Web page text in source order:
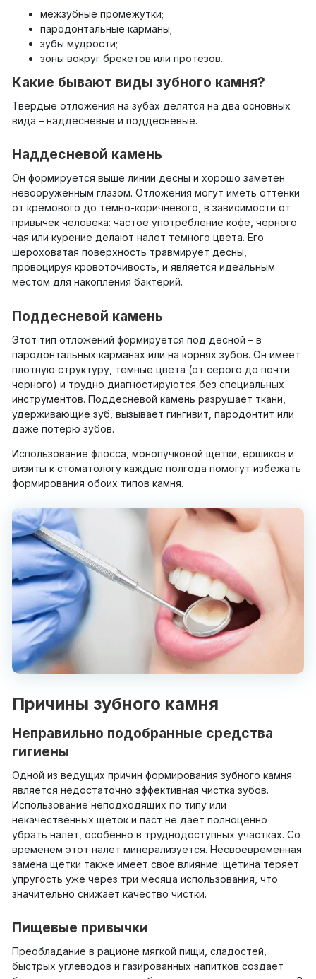
межзубные промежутки;
пародонтальные карманы;
зубы мудрости;
зоны вокруг брекетов или протезов.
Какие бывают виды зубного камня?
Твердые отложения на зубах делятся на два основных
вида – наддесневые и поддесневые.
Наддесневой камень
Он формируется выше линии десны и хорошо заметен
невооруженным глазом. Отложения могут иметь оттенки
от кремового до темно-коричневого, в зависимости от
привычек человека: частое употребление кофе, черного
чая или курение делают налет темного цвета. Его
шероховатая поверхность травмирует десны,
провоцируя кровоточивость, и является идеальным
местом для накопления бактерий.
Поддесневой камень
Этот тип отложений формируется под десной – в
пародонтальных карманах или на корнях зубов. Он имеет
плотную структуру, темные цвета (от серого до почти
черного) и трудно диагностируются без специальных
инструментов. Поддесневой камень разрушает ткани,
удерживающие зуб, вызывает гингивит, пародонтит или
даже потерю зубов.
Использование флосса, монопучковой щетки, ершиков и
визиты к стоматологу каждые полгода помогут избежать
формирования обоих типов камня.
Причины зубного камня
Неправильно подобранные средства
гигиены
Одной из ведущих причин формирования зубного камня
является недостаточно эффективная чистка зубов.
Использование неподходящих по типу или
некачественных щеток и паст не дает полноценно
убрать налет, особенно в труднодоступных участках. Со
временем этот налет минерализуется. Несвоевременная
замена щетки также имеет свое влияние: щетина теряет
упругость уже через три месяца использования, что
значительно снижает качество чистки.
Пищевые привычки
Преобладание в рационе мягкой пищи, сладостей,
быстрых углеводов и газированных напитков создает